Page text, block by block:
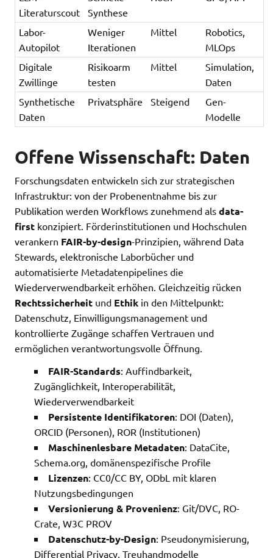
Literaturscout
Synthese
Labor-
Autopilot
Weniger
Iterationen
Mittel
Robotics,
MLOps
Digitale
Zwillinge
Risikoarm
testen
Mittel
Simulation,
Daten
Synthetische
Daten
Privatsphäre Steigend
Gen-
Modelle
Offene Wissenschaft: Daten
Forschungsdaten entwickeln sich zur strategischen
Infrastruktur: von der Probenentnahme bis zur
Publikation werden Workflows zunehmend als data-
first konzipiert. Förderinstitutionen und Hochschulen
verankern FAIR-by-design-Prinzipien, während Data
Stewards, elektronische Laborbücher und
automatisierte Metadatenpipelines die
Wiederverwendbarkeit erhöhen. Gleichzeitig rücken
Rechtssicherheit und Ethik in den Mittelpunkt:
Datenschutz, Einwilligungsmanagement und
kontrollierte Zugänge schaffen Vertrauen und
ermöglichen verantwortungsvolle Öffnung.
FAIR-Standards: Auffindbarkeit,
Zugänglichkeit, Interoperabilität,
Wiederverwendbarkeit
Persistente Identifikatoren: DOI (Daten),
ORCID (Personen), ROR (Institutionen)
Maschinenlesbare Metadaten: DataCite,
Schema.org, domänenspezifische Profile
Lizenzen: CC0/CC BY, ODbL mit klaren
Nutzungsbedingungen
Versionierung & Provenienz: Git/DVC, RO-
Crate, W3C PROV
Datenschutz-by-Design: Pseudonymisierung,
Differential Privacy, Treuhandmodelle